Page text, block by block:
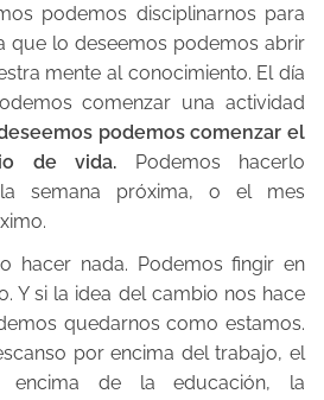
podemos disciplinarnos para
que lo deseemos podemos abrir
mente al conocimiento. El día
comenzar una actividad
podemos comenzar el
de vida. Podemos hacerlo
la semana próxima, o el mes
hacer nada. Podemos fingir en
Y si la idea del cambio nos hace
quedarnos como estamos.
por encima del trabajo, el
encima de la educación, la